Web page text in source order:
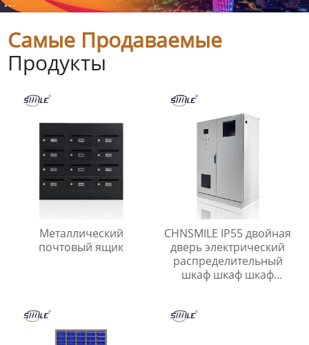
Самые Продаваемые
Продукты
Металлический
почтовый ящик
CHNSMILE IP55 двойная
дверь электрический
распределительный
шкаф шкаф шкаф
металлические шкаф